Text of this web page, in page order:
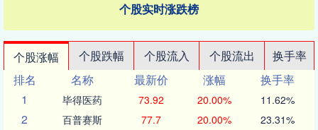
个股实时涨跌榜
个股涨幅 个股跌幅 个股流入 个股流出
换手率
排名
名称 最新价 涨幅
换手率
1
毕得医药 73.92 20.00% 11.62%
2 百普赛斯 77.7 20.00% 23.31%